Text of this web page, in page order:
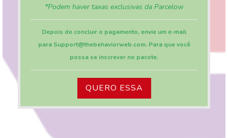
*Podem haver taxas exclusivas da Parcelow
Depois de concluir o pagamento, envie um e-mail
para Support@thebehaviorweb.com. Para que você
possa se inscrever no pacote.
QUERO ESSA